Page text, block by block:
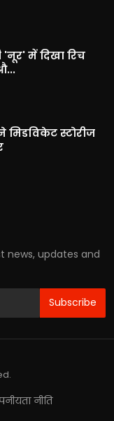
'नूर' में दिखा रिच
स्टोरीज
news, updates and
Subscribe
नीति